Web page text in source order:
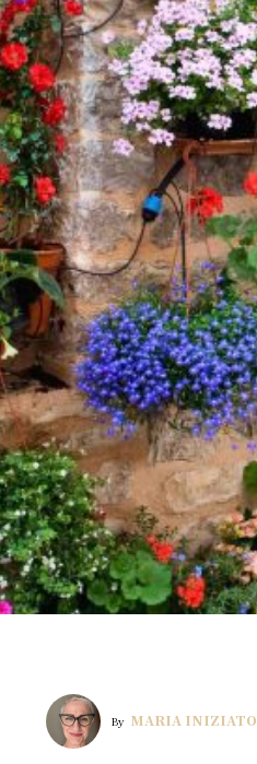
By MARIA INIZIATO